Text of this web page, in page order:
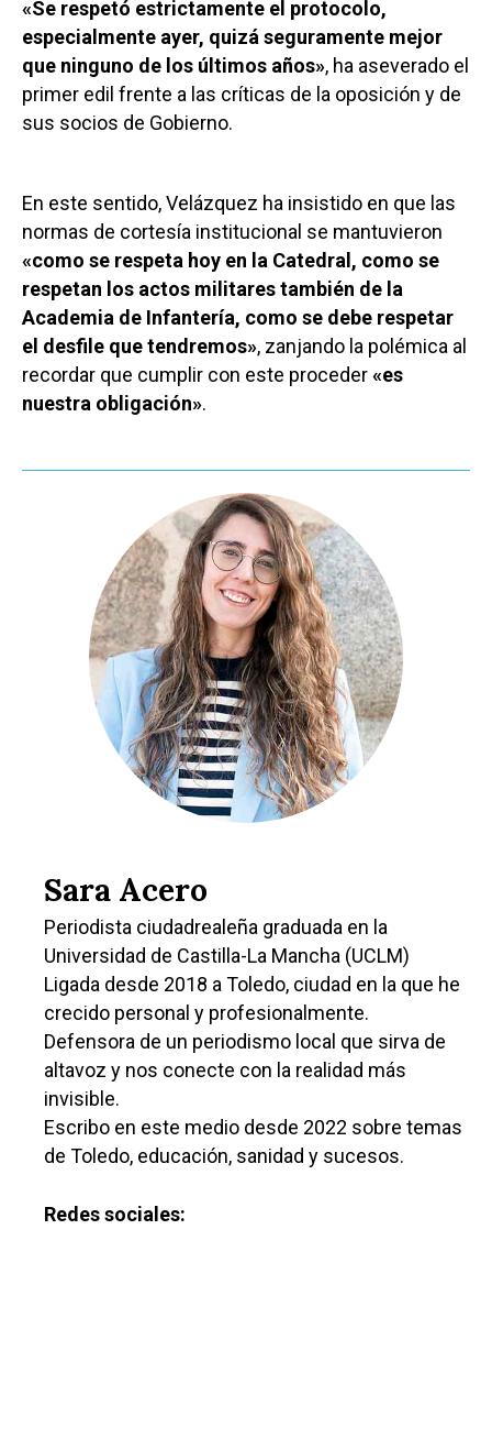
«Se respetó estrictamente el protocolo,
especialmente ayer, quizá seguramente mejor
que ninguno de los últimos años», ha aseverado el
primer edil frente a las críticas de la oposición y de
sus socios de Gobierno.
En este sentido, Velázquez ha insistido en que las
normas de cortesía institucional se mantuvieron
«como se respeta hoy en la Catedral, como se
respetan los actos militares también de la
Academia de Infantería, como se debe respetar
el desfile que tendremos», zanjando la polémica al
recordar que cumplir con este proceder«es
nuestra obligación».
Sara Acero
Periodista ciudadrealeña graduada en la
Universidad de Castilla-La Mancha (UCLM)
Ligada desde 2018 a Toledo, ciudad en la que he
crecido personal y profesionalmente.
Defensora de un periodismo local que sirva de
altavoz y nos conecte con la realidad más
invisible.
Escribo en este medio desde 2022 sobre temas
de Toledo, educación, sanidad y sucesos.
Redes sociales: